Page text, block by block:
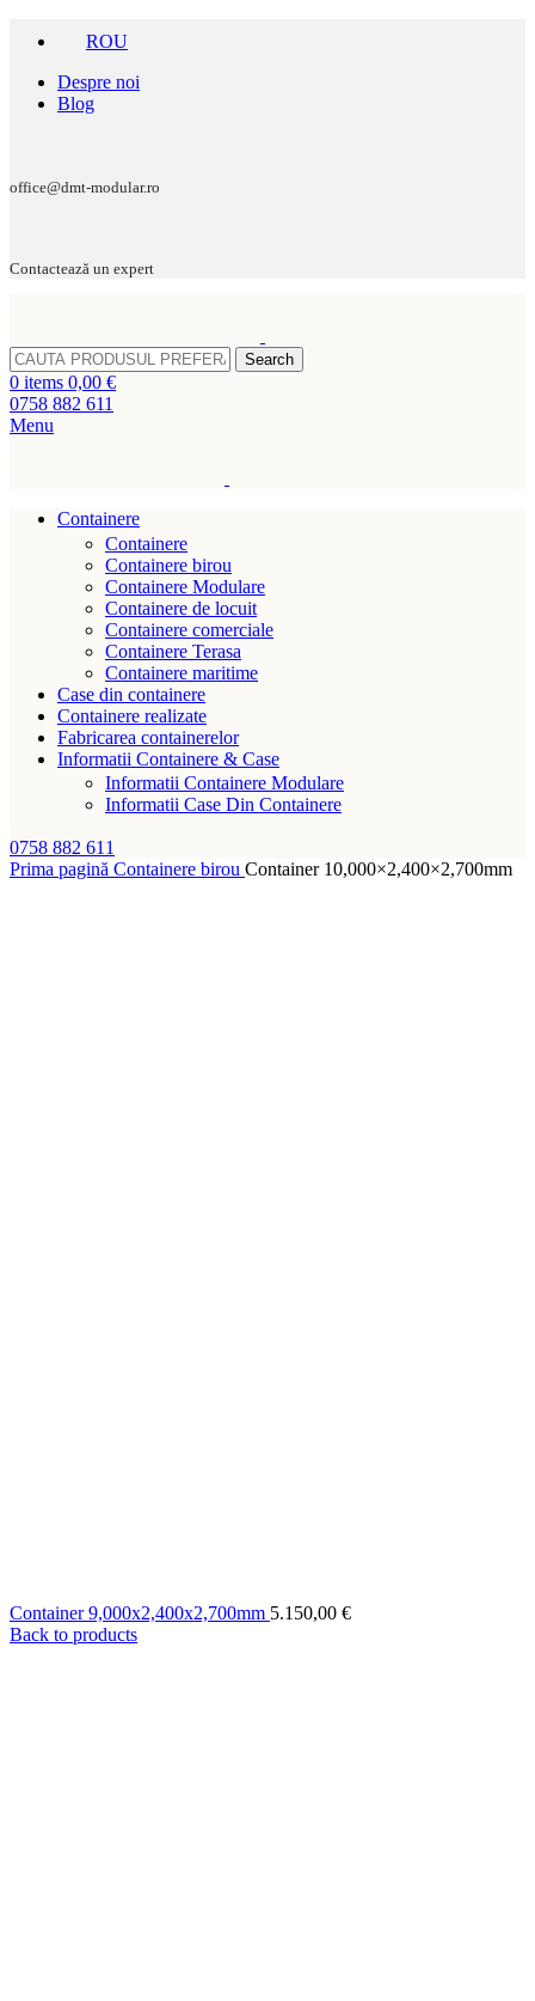
ROU
Despre noi
Blog
office@dmt-modular.ro
Contactează un expert
Search
0 items 0,00 €
0758 882 611
Menu
Containere
Containere
Containere birou
Containere Modulare
Containere de locuit
Containere comerciale
Containere Terasa
Containere maritime
Case din containere
Containere realizate
Fabricarea containerelor
Informatii Containere & Case
Informatii Containere Modulare
Informatii Case Din Containere
0758 882 611
Prima pagină Containere birou Container 10,000×2,400×2,700mm
Container 9,000x2,400x2,700mm 5.150,00 €
Back to products